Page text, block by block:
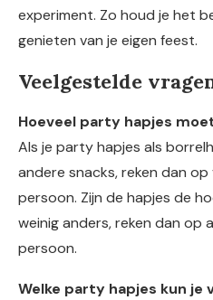
experiment. Zo houd je het
genieten van je eigen feest.
Veelgestelde
Hoeveel party hapjes
Als je party hapjes als
andere snacks, reken dan
persoon. Zijn de hapjes de
weinig anders, reken dan
persoon.
Welke party hapjes kun je